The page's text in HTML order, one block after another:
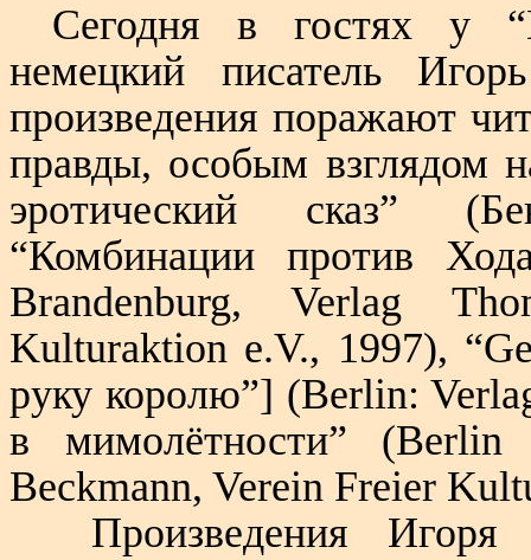
Сегодня в гостях у “
немецкий писатель
произведения поражают
правды, особым взглядом
эротический сказ”
“Комбинации против
Brandenburg, Verlag
Kulturaktion e.V., 1997),
руку королю”] (Berlin:
в мимолётности” (Berlin
Beckmann, Verein Freier
Произведения Игоря